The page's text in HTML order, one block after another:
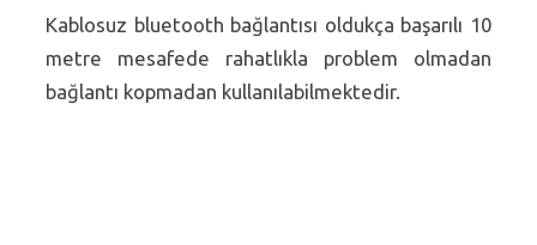
Kablosuz bluetooth bağlantısı oldukça başarılı 10
metre mesafede rahatlıkla problem olmadan
bağlantı kopmadan kullanılabilmektedir.